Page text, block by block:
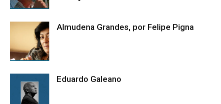
Almudena Grandes, por Felipe Pigna
Eduardo Galeano